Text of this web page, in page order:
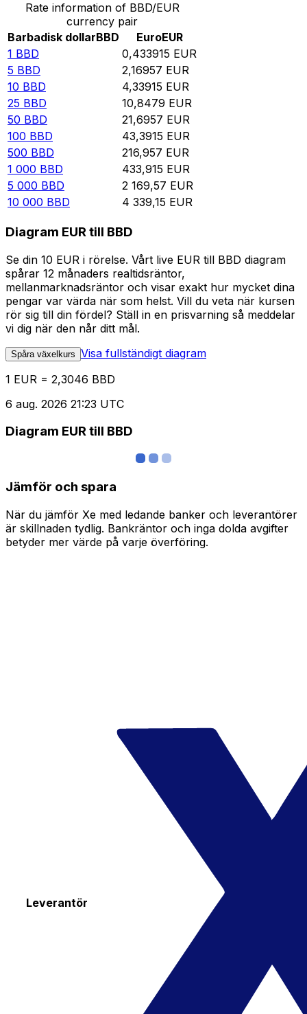
Rate information of BBD/EUR
currency pair
Barbadisk dollarBBD EuroEUR
1 BBD 0,433915 EUR
5 BBD 2,16957 EUR
10 BBD 4,33915 EUR
25 BBD 10,8479 EUR
50 BBD 21,6957 EUR
100 BBD 43,3915 EUR
500 BBD 216,957 EUR
1 000 BBD 433,915 EUR
5 000 BBD 2 169,57 EUR
10 000 BBD 4 339,15 EUR
Diagram EUR till BBD
Se din 10 EUR i rörelse. Vårt live EUR till BBD diagram
spårar 12 månaders realtidsräntor,
mellanmarknadsräntor och visar exakt hur mycket dina
pengar var värda när som helst. Vill du veta när kursen
rör sig till din fördel? Ställ in en prisvarning så meddelar
vi dig när den når ditt mål.
Spåra växelkurs Visa fullständigt diagram
1 EUR = 2,3046 BBD
6 aug. 2026 21:23 UTC
Diagram EUR till BBD
Jämför och spara
När du jämför Xe med ledande banker och leverantörer
är skillnaden tydlig. Bankräntor och inga dolda avgifter
betyder mer värde på varje överföring.
Leverantör